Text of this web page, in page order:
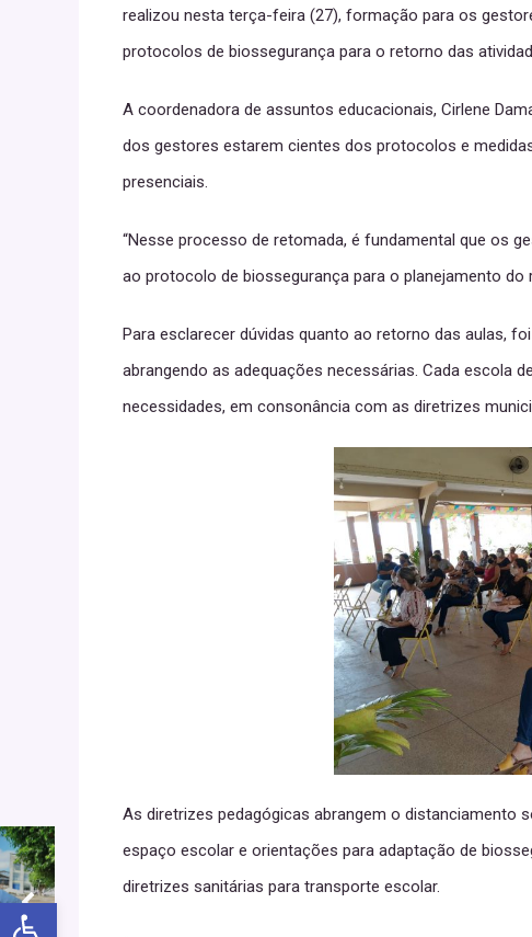
Abrir a barra de ferramentas
realizou nesta terça-feira (27), formação para os
protocolos de biossegurança para o retorno das
A coordenadora de assuntos educacionais, Cirlene
dos gestores estarem cientes dos protocolos e
presenciais.
“Nesse processo de retomada, é fundamental que os
ao protocolo de biossegurança para o planejamento
Para esclarecer dúvidas quanto ao retorno das aulas,
abrangendo as adequações necessárias. Cada escola
necessidades, em consonância com as diretrizes
As diretrizes pedagógicas abrangem o distanciamento
espaço escolar e orientações para adaptação de
diretrizes sanitárias para transporte escolar.